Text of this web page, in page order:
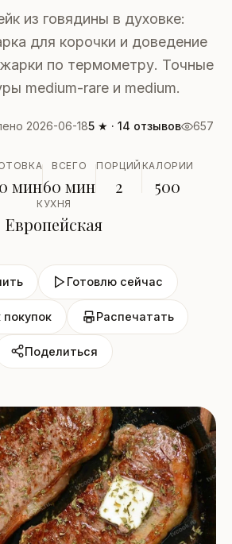
из говядины в духовке:
для корочки и доведение
по термометру. Точные
medium-rare и medium.
2026-06-185 ★ · 14 отзывов 657
мин
ВСЕГО
60 мин
ПОРЦИЙ
2
КАЛОРИИ
500
КУХНЯ
Европейская
Готовлю сейчас
покупок Распечатать
Поделиться